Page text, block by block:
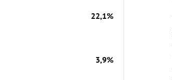
22,1%
3,9%